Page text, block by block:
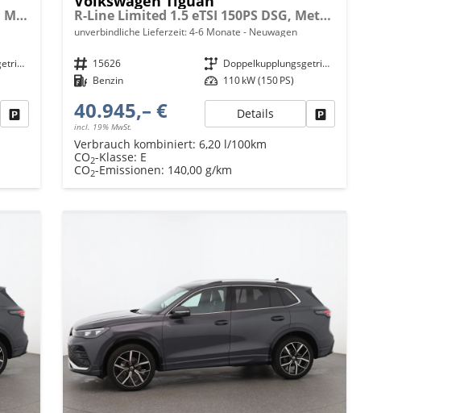
Limited 2.0 TSI 4MOTION 204PS DSG, Metallic, Winterpaket, 17" Alu, LED-Scheinwerfer PLUS, Keyless, Elektr. Heckklappe, Alarm, Akustik-Fenster, Privacy, Park Assist, Parksensoren vo/hi, 360°-Kamera, Digital Cockpit Pro, Radio Ready2Discover 12,9"+App-Connect
Doppelkupplungsgetriebe (DSG)
Fahrzeug parken
R-Line Limited 1.5 eTSI 150PS DSG, Metallic, MATRIX-LED, 20" ALU Leeds, HEAD-UP-DISPLAY, Winterpaket, Keyless, Elektr. Heckklappe, Alarm, ACC-Tempomat, Park Assist, Parksensoren, 360°-Kamera, Digital Cockpit Pro, Radio Ready2Discover
unverbindliche Lieferzeit: 4-6 Monate Neuwagen
Fahrzeugnr. 15626 Getriebe
Doppelkupplungsgetriebe (DSG)
Kraftstoff Benzin Leistung 110 kW (150 PS)
40.945,– €
incl. 19% MwSt.
Details Fahrzeug parken
Verbrauch kombiniert:6,20 l/100km
CO2-Klasse: E
CO2-Emissionen: 140,00 g/km